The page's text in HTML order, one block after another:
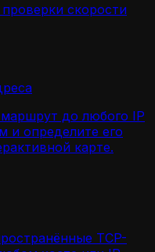
скорости
до любого IP
и определите его
карте.
TCP-